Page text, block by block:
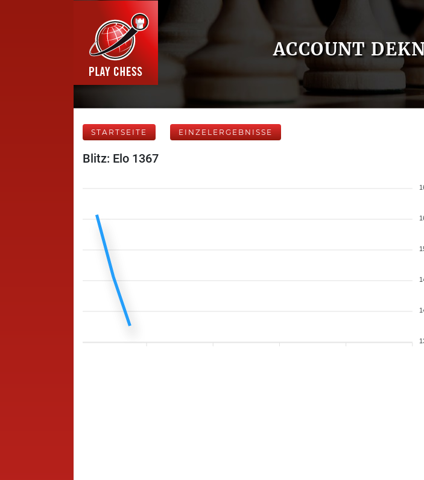
ACCOUNT
STARTSEITE EINZELERGEBNISSE
Blitz: Elo 1367